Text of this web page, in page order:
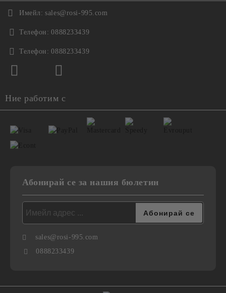
Имейл: sales@rosi-995.com
Телефон: 0888233439
Телефон: 0888233439
Ние работим с
Абонирай се за нашия бюлетин
sales@rosi-995.com
0888233439